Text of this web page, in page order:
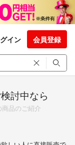
イン 会員登録
討中なら
品のご紹介